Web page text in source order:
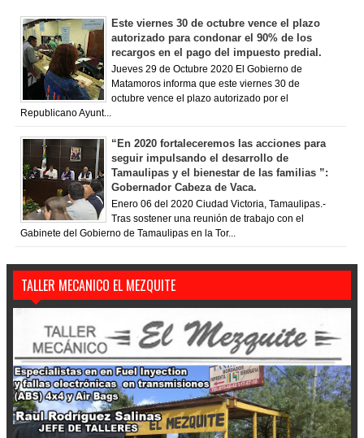
Este viernes 30 de octubre vence el plazo
autorizado para condonar el 90% de los
recargos en el pago del impuesto predial.
Jueves 29 de Octubre 2020 El Gobierno de
Matamoros informa que este viernes 30 de
octubre vence el plazo autorizado por el
Republicano Ayunt...
“En 2020 fortaleceremos las acciones para
seguir impulsando el desarrollo de
Tamaulipas y el bienestar de las familias ”:
Gobernador Cabeza de Vaca.
Enero 06 del 2020 Ciudad Victoria, Tamaulipas.-
Tras sostener una reunión de trabajo con el
Gabinete del Gobierno de Tamaulipas en la Tor...
TALLER MECANICO EL MEZQUITE